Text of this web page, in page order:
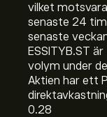
vilket
senaste 24
senaste
ESSITYB.ST
volym under
Aktien har ett
0.28